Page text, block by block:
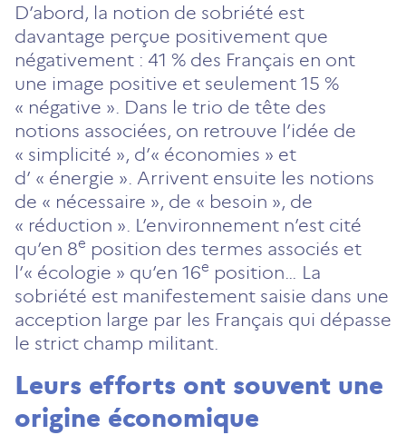
D’abord, la notion de sobriété est
davantage perçue positivement que
négativement : 41 % des Français en ont
une image positive et seulement 15 %
« négative ». Dans le trio de tête des
notions associées, on retrouve l’idée de
« simplicité », d’« économies » et
d’ « énergie ». Arrivent ensuite les notions
de « nécessaire », de « besoin », de
« réduction ». L’environnement n’est cité
qu’en 8e position des termes associés et
l’« écologie » qu’en 16e position… La
sobriété est manifestement saisie dans une
acception large par les Français qui dépasse
le strict champ militant.
Leurs efforts ont souvent une
origine économique